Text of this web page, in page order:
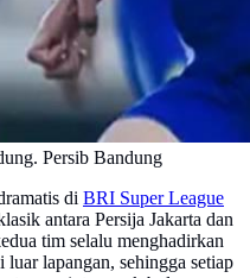
Persib Bandung
di BRI Super League
antara Persija Jakarta dan
tim selalu menghadirkan
lapangan, sehingga setiap